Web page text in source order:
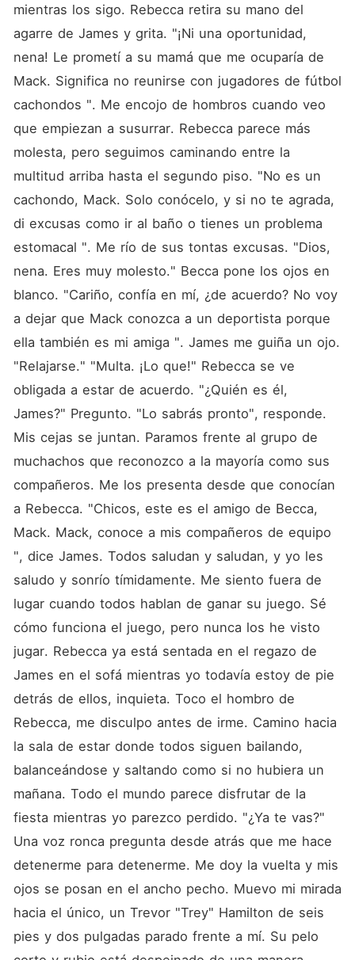
mientras los sigo. Rebecca retira su mano del
agarre de James y grita. "¡Ni una oportunidad,
nena! Le prometí a su mamá que me ocuparía de
Mack. Significa no reunirse con jugadores de fútbol
cachondos ". Me encojo de hombros cuando veo
que empiezan a susurrar. Rebecca parece más
molesta, pero seguimos caminando entre la
multitud arriba hasta el segundo piso. "No es un
cachondo, Mack. Solo conócelo, y si no te agrada,
di excusas como ir al baño o tienes un problema
estomacal ". Me río de sus tontas excusas. "Dios,
nena. Eres muy molesto." Becca pone los ojos en
blanco. "Cariño, confía en mí, ¿de acuerdo? No voy
a dejar que Mack conozca a un deportista porque
ella también es mi amiga ". James me guiña un ojo.
"Relajarse." "Multa. ¡Lo que!" Rebecca se ve
obligada a estar de acuerdo. "¿Quién es él,
James?" Pregunto. "Lo sabrás pronto", responde.
Mis cejas se juntan. Paramos frente al grupo de
muchachos que reconozco a la mayoría como sus
compañeros. Me los presenta desde que conocían
a Rebecca. "Chicos, este es el amigo de Becca,
Mack. Mack, conoce a mis compañeros de equipo
", dice James. Todos saludan y saludan, y yo les
saludo y sonrío tímidamente. Me siento fuera de
lugar cuando todos hablan de ganar su juego. Sé
cómo funciona el juego, pero nunca los he visto
jugar. Rebecca ya está sentada en el regazo de
James en el sofá mientras yo todavía estoy de pie
detrás de ellos, inquieta. Toco el hombro de
Rebecca, me disculpo antes de irme. Camino hacia
la sala de estar donde todos siguen bailando,
balanceándose y saltando como si no hubiera un
mañana. Todo el mundo parece disfrutar de la
fiesta mientras yo parezco perdido. "¿Ya te vas?"
Una voz ronca pregunta desde atrás que me hace
detenerme para detenerme. Me doy la vuelta y mis
ojos se posan en el ancho pecho. Muevo mi mirada
hacia el único, un Trevor "Trey" Hamilton de seis
pies y dos pulgadas parado frente a mí. Su pelo